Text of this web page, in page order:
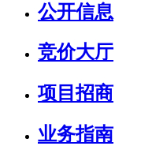
公开信息
竞价大厅
项目招商
业务指南